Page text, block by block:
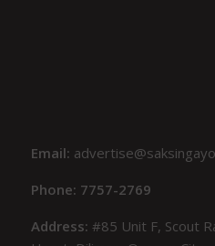
Email:
Phone: 7757-2769
Address:#85 Unit F, Scout